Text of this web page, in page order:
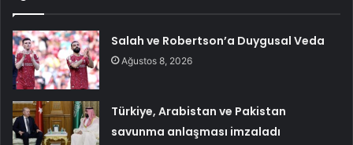
Salah ve Robertson’a Duygusal Veda
Ağustos 8, 2026
Türkiye, Arabistan ve Pakistan
savunma anlaşması imzaladı